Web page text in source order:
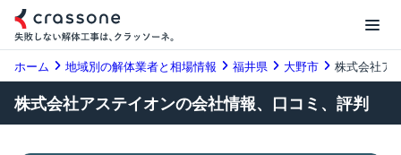
ホーム 地域別の解体業者と相場情報 福井県 大野市 株式会社ア
株式会社アステイオンの会社情報、口コミ、評判